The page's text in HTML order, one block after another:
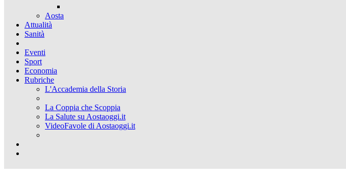
Aosta
Attualità
Sanità
Eventi
Sport
Economia
Rubriche
L'Accademia della Storia
La Coppia che Scoppia
La Salute su Aostaoggi.it
VideoFavole di Aostaoggi.it